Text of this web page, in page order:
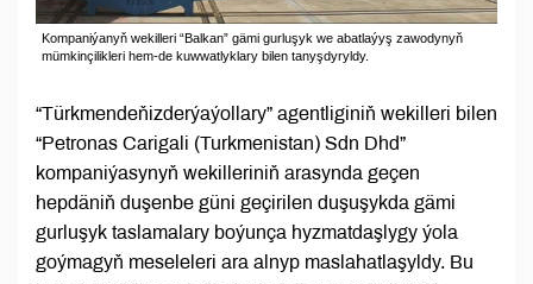
Kompaniýanyň wekilleri “Balkan” gämi gurluşyk we abatlaýyş zawodynyň
mümkinçilikleri hem-de kuwwatlyklary bilen tanyşdyryldy.
“Türkmendeňizderýaýollary” agentliginiň wekilleri bilen
“Petronas Carigali (Turkmenistan) Sdn Dhd”
kompaniýasynyň wekilleriniň arasynda geçen
hepdäniň duşenbe güni geçirilen duşuşykda gämi
gurluşyk taslamalary boýunça hyzmatdaşlygy ýola
goýmagyň meseleleri ara alnyp maslahatlaşyldy. Bu